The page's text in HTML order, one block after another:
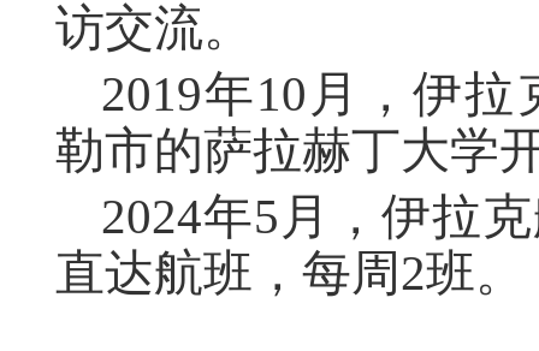
访交流。
2019年10月，伊
勒市的萨拉赫丁大学
2024年5月，伊拉
直达航班，每周2班。